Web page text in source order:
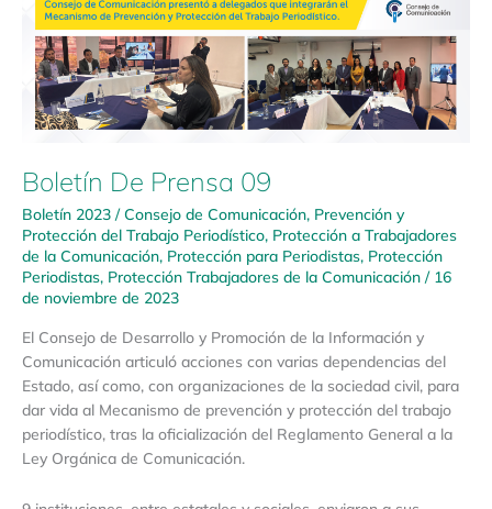
Boletín De Prensa 09
Boletín 2023 /Consejo de Comunicación, Prevención y
Protección del Trabajo Periodístico, Protección a Trabajadores
de la Comunicación, Protección para Periodistas, Protección
Periodistas, Protección Trabajadores de la Comunicación / 16
de noviembre de 2023
El Consejo de Desarrollo y Promoción de la Información y
Comunicación articuló acciones con varias dependencias del
Estado, así como, con organizaciones de la sociedad civil, para
dar vida al Mecanismo de prevención y protección del trabajo
periodístico, tras la oficialización del Reglamento General a la
Ley Orgánica de Comunicación.